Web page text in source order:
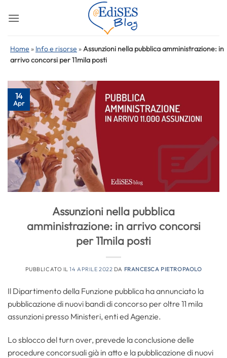
Home » Info e risorse »Assunzioni nella pubblica amministrazione: in
arrivo concorsi per 11mila posti
14
Apr
Assunzioni nella pubblica
amministrazione: in arrivo concorsi
per 11mila posti
PUBBLICATO IL14 APRILE 2022 DA FRANCESCA PIETROPAOLO
Il Dipartimento della Funzione pubblica ha annunciato la
pubblicazione di nuovi bandi di concorso per oltre 11 mila
assunzioni presso Ministeri, enti ed Agenzie.
Lo sblocco del turn over, prevede la conclusione delle
procedure concorsuali già in atto e la pubblicazione di nuovi